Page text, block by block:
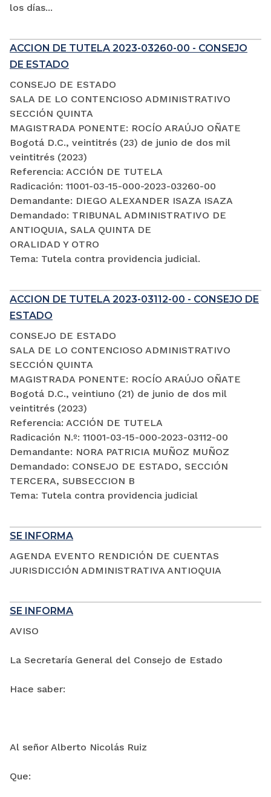
los días...
ACCION DE TUTELA 2023-03260-00 - CONSEJO
DE ESTADO
CONSEJO DE ESTADO
SALA DE LO CONTENCIOSO ADMINISTRATIVO
SECCIÓN QUINTA
MAGISTRADA PONENTE: ROCÍO ARAÚJO OÑATE
Bogotá D.C., veintitrés (23) de junio de dos mil
veintitrés (2023)
Referencia: ACCIÓN DE TUTELA
Radicación: 11001-03-15-000-2023-03260-00
Demandante: DIEGO ALEXANDER ISAZA ISAZA
Demandado: TRIBUNAL ADMINISTRATIVO DE
ANTIOQUIA, SALA QUINTA DE
ORALIDAD Y OTRO
Tema: Tutela contra providencia judicial.
ACCION DE TUTELA 2023-03112-00 - CONSEJO DE
ESTADO
CONSEJO DE ESTADO
SALA DE LO CONTENCIOSO ADMINISTRATIVO
SECCIÓN QUINTA
MAGISTRADA PONENTE: ROCÍO ARAÚJO OÑATE
Bogotá D.C., veintiuno (21) de junio de dos mil
veintitrés (2023)
Referencia: ACCIÓN DE TUTELA
Radicación N.º: 11001-03-15-000-2023-03112-00
Demandante: NORA PATRICIA MUÑOZ MUÑOZ
Demandado: CONSEJO DE ESTADO, SECCIÓN
TERCERA, SUBSECCION B
Tema: Tutela contra providencia judicial
SE INFORMA
AGENDA EVENTO RENDICIÓN DE CUENTAS
JURISDICCIÓN ADMINISTRATIVA ANTIOQUIA
SE INFORMA
AVISO
La Secretaría General del Consejo de Estado
Hace saber:
Al señor Alberto Nicolás Ruiz
Que: